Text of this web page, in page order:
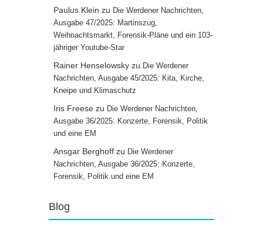
Paulus Klein zu Die Werdener Nachrichten,
Ausgabe 47/2025: Martinszug,
Weihnachtsmarkt, Forensik-Pläne und ein 103-
jähriger Youtube-Star
Rainer Henselowsky zu Die Werdener
Nachrichten, Ausgabe 45/2025: Kita, Kirche,
Kneipe und Klimaschutz
Iris Freese zu Die Werdener Nachrichten,
Ausgabe 36/2025: Konzerte, Forensik, Politik
und eine EM
Ansgar Berghoff zu Die Werdener
Nachrichten, Ausgabe 36/2025: Konzerte,
Forensik, Politik und eine EM
Blog